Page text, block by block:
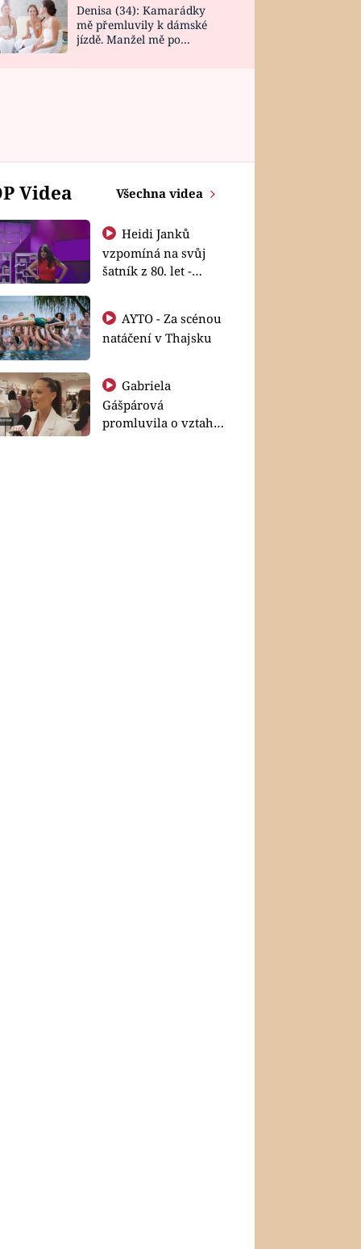
Denisa (34): Kamarádky
mě přemluvily k dámské
jízdě. Manžel mě po
Videa Všechna videa
Heidi Janků
vzpomíná na svůj
šatník z 80. let -
natáčení v Thajsku
Gabriela
Gášpárová
promluvila o vztahu